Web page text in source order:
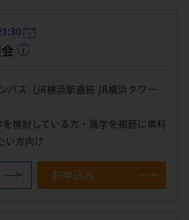
パス（JR横浜駅直結 JR横浜タワー
検討している方・進学を視野に単科
い方向け
お申込み